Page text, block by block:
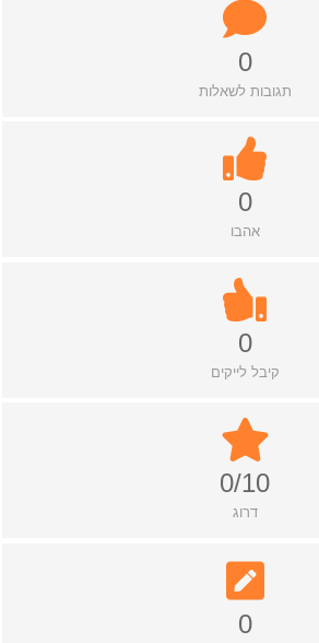
0
תגובות לשאלות
0
אהבו
0
קיבל לייקים
0/10
דרוג
0